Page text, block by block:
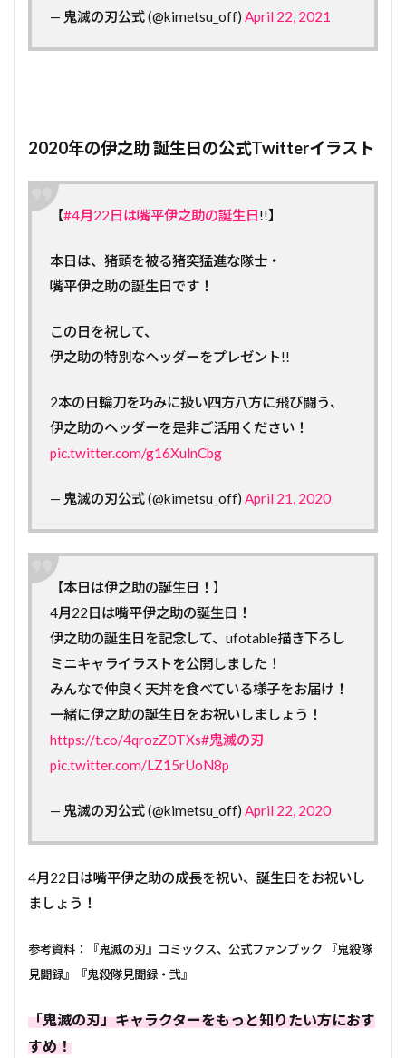
— 鬼滅の刃公式 (@kimetsu_off) April 22, 2021
2020年の伊之助 誕生日の公式Twitterイラスト
【#4月22日は嘴平伊之助の誕生日!!】
本日は、猪頭を被る猪突猛進な隊士・
嘴平伊之助の誕生日です！
この日を祝して、
伊之助の特別なヘッダーをプレゼント!!
2本の日輪刀を巧みに扱い四方八方に飛び闘う、
伊之助のヘッダーを是非ご活用ください！
pic.twitter.com/g16XulnCbg
— 鬼滅の刃公式 (@kimetsu_off) April 21, 2020
【本日は伊之助の誕生日！】
4月22日は嘴平伊之助の誕生日！
伊之助の誕生日を記念して、ufotable描き下ろし
ミニキャライラストを公開しました！
みんなで仲良く天丼を食べている様子をお届け！
一緒に伊之助の誕生日をお祝いしましょう！
https://t.co/4qrozZ0TXs#鬼滅の刃
pic.twitter.com/LZ15rUoN8p
— 鬼滅の刃公式 (@kimetsu_off) April 22, 2020
4月22日は嘴平伊之助の成長を祝い、誕生日をお祝いし
ましょう！
参考資料：『鬼滅の刃』コミックス、公式ファンブック 『鬼殺隊
見聞録』『鬼殺隊見聞録・弐』
「鬼滅の刃」キャラクターをもっと知りたい方におす
すめ！